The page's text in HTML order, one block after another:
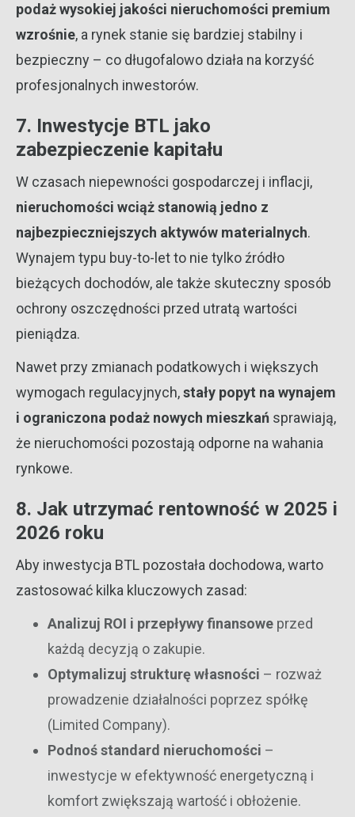
podaż wysokiej jakości nieruchomości premium
wzrośnie, a rynek stanie się bardziej stabilny i
bezpieczny – co długofalowo działa na korzyść
profesjonalnych inwestorów.
7. Inwestycje BTL jako
zabezpieczenie kapitału
W czasach niepewności gospodarczej i inflacji,
nieruchomości wciąż stanowią jedno z
najbezpieczniejszych aktywów materialnych.
Wynajem typu buy-to-let to nie tylko źródło
bieżących dochodów, ale także skuteczny sposób
ochrony oszczędności przed utratą wartości
pieniądza.
Nawet przy zmianach podatkowych i większych
wymogach regulacyjnych,stały popyt na wynajem
i ograniczona podaż nowych mieszkań sprawiają,
że nieruchomości pozostają odporne na wahania
rynkowe.
8. Jak utrzymać rentowność w 2025 i
2026 roku
Aby inwestycja BTL pozostała dochodowa, warto
zastosować kilka kluczowych zasad:
Analizuj ROI i przepływy finansowe przed
każdą decyzją o zakupie.
Optymalizuj strukturę własności – rozważ
prowadzenie działalności poprzez spółkę
(Limited Company).
Podnoś standard nieruchomości –
inwestycje w efektywność energetyczną i
komfort zwiększają wartość i obłożenie.